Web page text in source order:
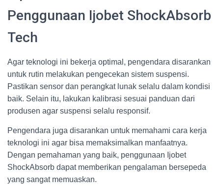
Penggunaan Ijobet ShockAbsorb
Tech
Agar teknologi ini bekerja optimal, pengendara disarankan
untuk rutin melakukan pengecekan sistem suspensi.
Pastikan sensor dan perangkat lunak selalu dalam kondisi
baik. Selain itu, lakukan kalibrasi sesuai panduan dari
produsen agar suspensi selalu responsif.
Pengendara juga disarankan untuk memahami cara kerja
teknologi ini agar bisa memaksimalkan manfaatnya.
Dengan pemahaman yang baik, penggunaan Ijobet
ShockAbsorb dapat memberikan pengalaman bersepeda
yang sangat memuaskan.